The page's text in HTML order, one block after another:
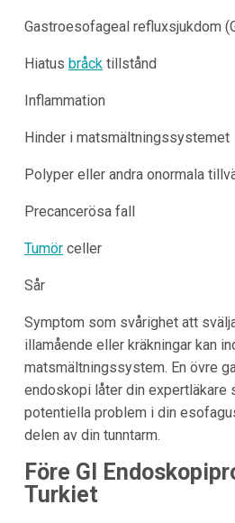
Gastroesofageal refluxsjukdom
Hiatus bråcktillstånd
Inflammation
Hinder i matsmältningssystemet
Polyper eller andra onormala
Precancerösa fall
Tumörceller
Sår
Symptom som svårighet att
illamående eller kräkningar kan
matsmältningssystem. En övre
endoskopi låter din expertläkare
potentiella problem i din
delen av din tunntarm.
Före GI
Turkiet